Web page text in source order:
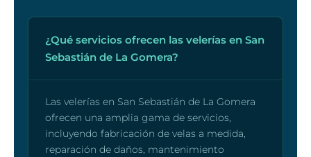
¿Qué servicios ofrecen las velerías en San
Sebastián de La Gomera?
Las velerías en San Sebastián de La Gomera
ofrecen una amplia gama de servicios,
incluyendo fabricación de velas a medida,
reparación de daños, mantenimiento